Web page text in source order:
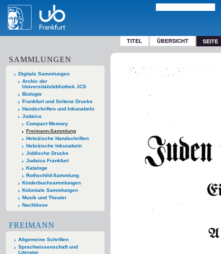
TITEL ÜBERSICHT SEITE
SAMMLUNGEN
Digitale Sammlungen
Archiv der
Universitätsbibliothek JCS
Biologie
Frankfurt und Seltene Drucke
Handschriften und Inkunabeln
Judaica
Compact Memory
Freimann-Sammlung
Hebräische Handschriften
Hebräische Inkunabeln
Jiddische Drucke
Judaica Frankfurt
Kataloge
Rothschild-Sammlung
Kinderbuchsammlungen
Koloniale Sammlungen
Musik und Theater
Nachlässe
FREIMANN
Allgemeine Schriften
Sprachwissenschaft und
Literatur